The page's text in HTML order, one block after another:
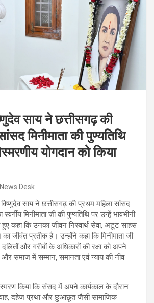
साय ने छत्तीसगढ़ की
मिनीमाता की पुण्यतिथि
योगदान को किया
News Desk
साय ने छत्तीसगढ़ की प्रथम महिला सांसद
मिनीमाता जी की पुण्यतिथि पर उन्हें भावभीनी
हुए कहा कि उनका जीवन निस्वार्थ सेवा, अटूट साहस
जीवंत प्रतीक है। उन्होंने कहा कि मिनीमाता जी
दलितों और गरीबों के अधिकारों की रक्षा को अपने
और समाज में सम्मान, समानता एवं न्याय की नींव
किया कि संसद में अपने कार्यकाल के दौरान
दहेज प्रथा और छुआछूत जैसी सामाजिक